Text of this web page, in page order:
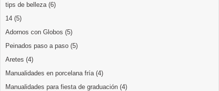
tips de belleza (6)
14 (5)
Adornos con Globos (5)
Peinados paso a paso (5)
Aretes (4)
Manualidades en porcelana fría (4)
Manualidades para fiesta de graduación (4)